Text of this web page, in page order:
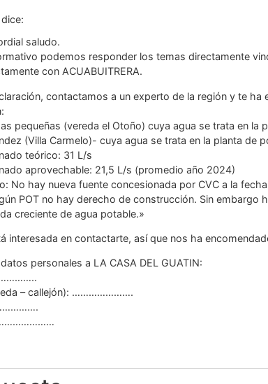
dice:
saludo.
podemos responder los temas directamente
con ACUABUITRERA.
contactamos a un experto de la región y te ha
pequeñas (vereda el Otoño) cuya agua se trata en la
(Villa Carmelo)- cuya agua se trata en la planta de
teórico: 31 L/s
aprovechable: 21,5 L/s (promedio año 2024)
No hay nueva fuente concesionada por CVC a la
POT no hay derecho de construcción. Sin
creciente de agua potable.»
interesada en contactarte, así que nos ha
personales a LA CASA DEL GUATIN:
– callejón): ………………….